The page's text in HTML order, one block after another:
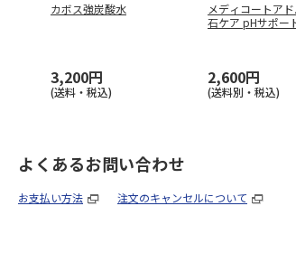
カボス強炭酸水
3,200円
(送料・税込)
メディコートア
石ケア pHサポー
2,600円
(送料別・税込)
よくあるお問い合わせ
お支払い方法 注文のキャンセルについて